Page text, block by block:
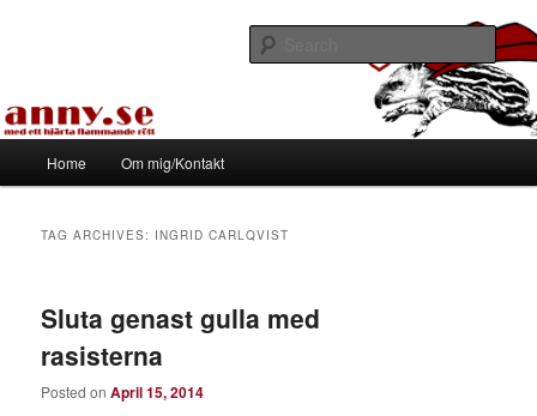
Tapirhen
Home Om mig/Kontakt
TAG ARCHIVES: INGRID CARLQVIST
Sluta genast gulla med
rasisterna
Posted onApril 15, 2014